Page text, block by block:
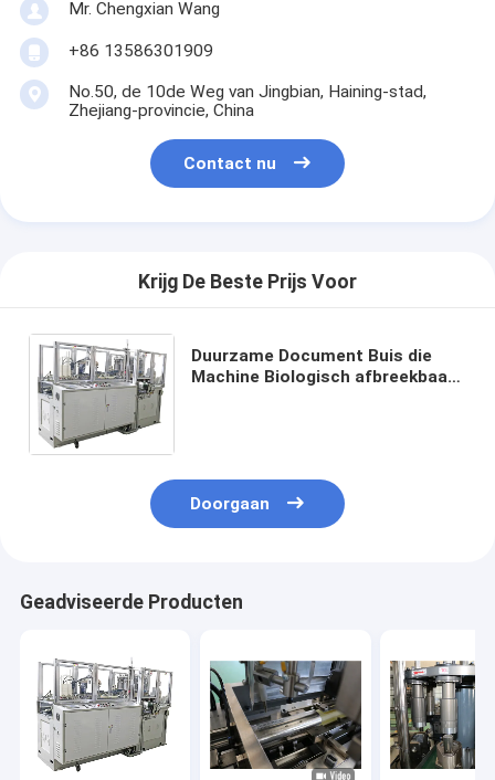
Mr. Chengxian Wang
+86 13586301909
No.50, de 10de Weg van Jingbian, Haining-stad,
Zhejiang-provincie, China
Contact nu
Krijg De Beste Prijs Voor
Duurzame Document Buis die
Machine Biologisch afbreekbaar
Doorgaan
Geadviseerde Producten